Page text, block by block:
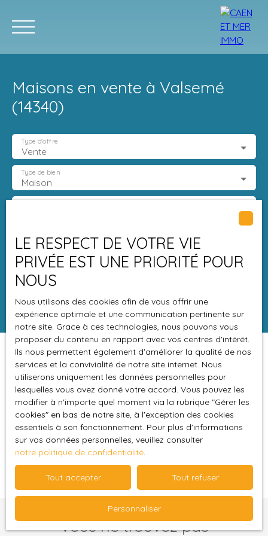
ACCUEIL
Estimation
Maisons en vente à Valsemé
(14340)
Vente
Type d'offre
Maison
Type de bien
Budget max (€)
Surface min (m²)
Rechercher
Pertinence Créer une alerte
Aucun résultat
Vous ne trouvez pas
LE RESPECT DE VOTRE VIE
PRIVÉE EST UNE PRIORITÉ POUR
NOUS
Nous utilisons des cookies afin de vous offrir une
expérience optimale et une communication pertinente sur
notre site. Grace à ces technologies, nous pouvons vous
proposer du contenu en rapport avec vos centres d'intérêt.
Ils nous permettent également d'améliorer la qualité de nos
services et la convivialité de notre site internet. Nous
utiliserons uniquement les données personnelles pour
lesquelles vous avez donné votre accord. Vous pouvez les
modifier à n'importe quel moment via la rubrique ″Gérer les
cookies″ en bas de notre site, à l'exception des cookies
essentiels à son fonctionnement. Pour plus d'informations
sur vos données personnelles, veuillez consulter
notre politique de confidentialité.
Tout accepter Tout refuser
Personnaliser